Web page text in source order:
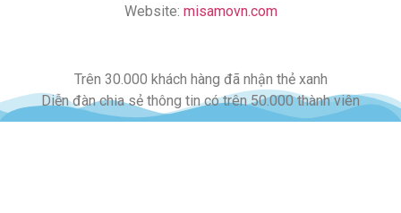
Website: misamovn.com
Trên 30.000 khách hàng đã nhận thẻ xanh
Diễn đàn chia sẻ thông tin có trên 50.000 thành viên